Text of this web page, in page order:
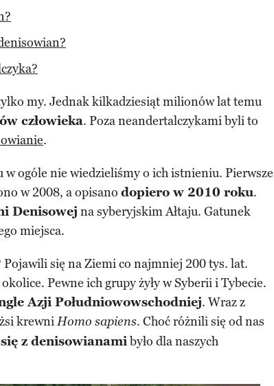
my. Jednak kilkadziesiąt milionów lat temu
człowieka. Poza neandertalczykami byli to
.
w ogóle nie wiedzieliśmy o ich istnieniu. Pierwsze
w 2008, a opisano dopiero w 2010 roku.
Denisowej na syberyjskim Ałtaju. Gatunek
miejsca.
Pojawili się na Ziemi co najmniej 200 tys. lat.
Pewne ich grupy żyły w Syberii i Tybecie.
Azji Południowowschodniej. Wraz z
krewniHomo sapiens. Choć różnili się od nas
z denisowianamibyło dla naszych